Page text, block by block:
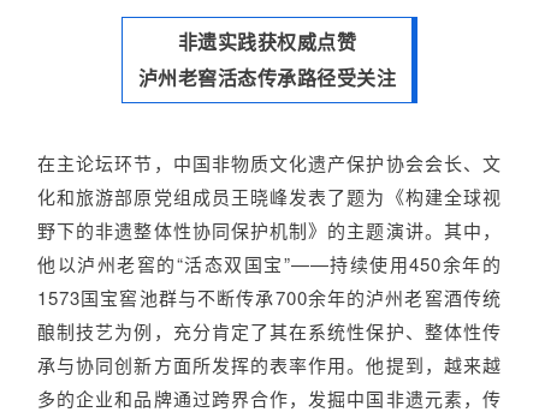
非遗实践获权威点赞
泸州老窖活态传承路径受关注
在主论坛环节，中国非物质文化遗产保护协会会长、文
化和旅游部原党组成员王晓峰发表了题为《构建全球视
野下的非遗整体性协同保护机制》的主题演讲。其中，
他以泸州老窖的“活态双国宝”——持续使用450余年的
1573国宝窖池群与不断传承700余年的泸州老窖酒传统
酿制技艺为例，充分肯定了其在系统性保护、整体性传
承与协同创新方面所发挥的表率作用。他提到，越来越
多的企业和品牌通过跨界合作，发掘中国非遗元素，传